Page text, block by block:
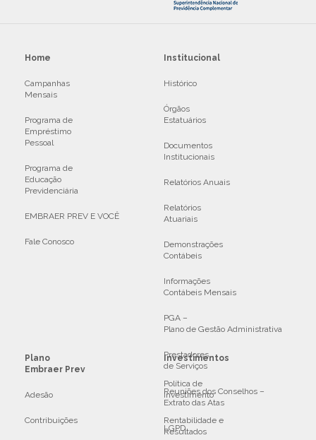
Home
Campanhas
Mensais
Programa de
Empréstimo
Pessoal
Programa de
Educação
Previdenciária
EMBRAER PREV E VOCÊ
Fale Conosco
Institucional
Histórico
Órgãos
Estatuários
Documentos
Institucionais
Relatórios Anuais
Relatórios
Atuariais
Demonstrações
Contábeis
Informações
Contábeis Mensais
PGA –
Plano de Gestão Administrativa
Prestadores
de Serviços
Reuniões dos Conselhos –
Extrato das Atas
LGPD
Plano
Embraer Prev
Adesão
Contribuições
Investimentos
Política de
Investimento
Rentabilidade e
Resultados